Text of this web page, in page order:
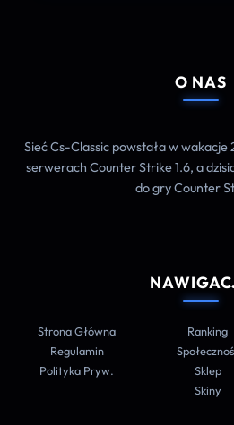
O NAS
Sieć Cs-Classic powstała w wakacje
serwerach Counter Strike 1.6, a
do gry Counter
Strona Główna
Regulamin
Polityka Pryw.
Ranking
Sklep
Skiny